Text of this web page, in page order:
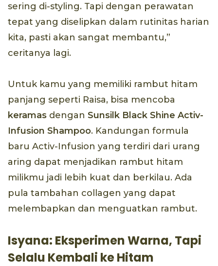
sering di-styling. Tapi dengan perawatan
tepat yang diselipkan dalam rutinitas harian
kita, pasti akan sangat membantu,”
ceritanya lagi.
Untuk kamu yang memiliki rambut hitam
panjang seperti Raisa, bisa mencoba
keramas dengan Sunsilk Black Shine Activ-
Infusion Shampoo. Kandungan formula
baru Activ-Infusion yang terdiri dari urang
aring dapat menjadikan rambut hitam
milikmu jadi lebih kuat dan berkilau. Ada
pula tambahan collagen yang dapat
melembapkan dan menguatkan rambut.
Isyana: Eksperimen Warna, Tapi
Selalu Kembali ke Hitam